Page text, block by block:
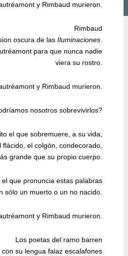
y Rimbaud murieron.
Rimbaud
oscura de las Iluminaciones
para que nunca nadie
viera su rostro.
y Rimbaud murieron.
nosotros sobrevivirlos?
el que sobremuere, a su vida,
flácido, el colgón, condecorado,
grande que su propio cuerpo.
el que pronuncia estas palabras
sólo un muerto o un no nacido.
y Rimbaud murieron.
Los poetas del ramo barren
con su lengua falaz escalafones